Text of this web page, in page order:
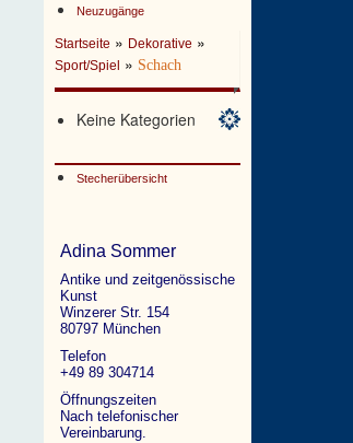
Neuzugänge
Startseite » Dekorative »
Sport/Spiel » Schach
Keine Kategorien
Stecherübersicht
Adina Sommer
Antike und zeitgenössische
Kunst
Winzerer Str. 154
80797 München
Telefon
+49 89 304714
Öffnungszeiten
Nach telefonischer
Vereinbarung.